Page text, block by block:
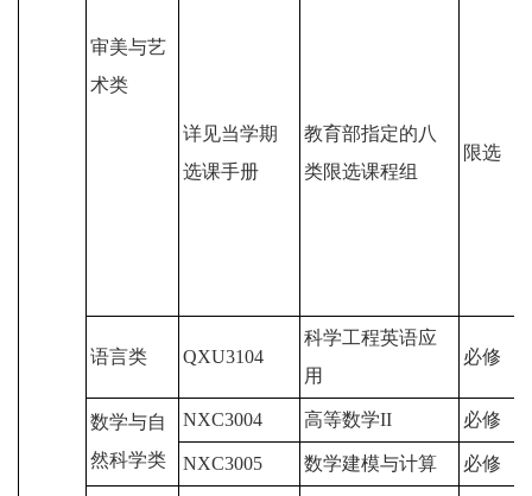
审美与艺
术类
详见当学期
选课手册
教育部指定的八
类限选课程组
限选
语言类 QXU3104
科学工程英语应
用
必修
数学与自
然科学类
NXC3004 高等数学II 必修
NXC3005 数学建模与计算 必修